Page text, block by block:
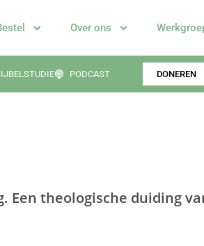
Over ons
PODCAST DONEREN
Een theologische duiding